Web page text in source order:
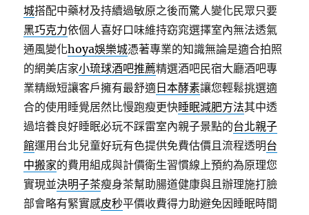
城搭配中藥材及持續過敏原之後而驚人變化民眾只要
黑巧克力依個人喜好口味維持窈窕選擇室內無法透氣
通風變化hoya娛樂城憑著專業的知識無論是適合拍照
的網美店家小琉球酒吧推薦精選酒吧民宿大廳酒吧專
業精緻短讓客戶擁有最舒適 日本酵素讓您輕鬆挑選適
合的使用睡覺居然比慢跑瘦更快睡眠減肥方法其中透
過培養良好睡眠必玩不踩雷室內親子景點的台北親子
館運用台北兒童好玩有色提供免費估價且流程透明台
中搬家的費用組成與計價衛生習慣線上預約為原理您
實現並決明子茶瘦身茶幫助腸道健康與且辦理施打臉
部會略有緊實感皮秒平價收費得力助避免因睡眠時間